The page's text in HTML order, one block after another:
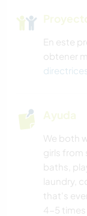
En este
obtener
Ayuda
We both
girls from
baths,
laundry,
that's
4-5 times